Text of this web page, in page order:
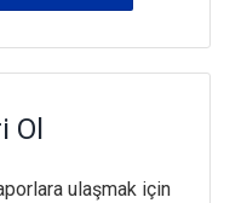
Ol
ulaşmak için